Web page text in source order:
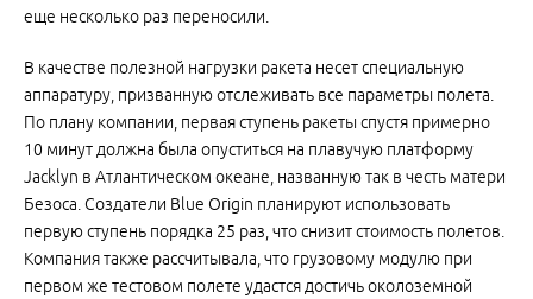
еще несколько раз переносили.
В качестве полезной нагрузки ракета несет специальную
аппаратуру, призванную отслеживать все параметры полета.
По плану компании, первая ступень ракеты спустя примерно
10 минут должна была опуститься на плавучую платформу
Jacklyn в Атлантическом океане, названную так в честь матери
Безоса. Создатели Blue Origin планируют использовать
первую ступень порядка 25 раз, что снизит стоимость полетов.
Компания также рассчитывала, что грузовому модулю при
первом же тестовом полете удастся достичь околоземной